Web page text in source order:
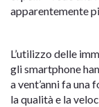
apparentemente
L’utilizzo delle
gli smartphone
a vent’anni fa
la qualità e la